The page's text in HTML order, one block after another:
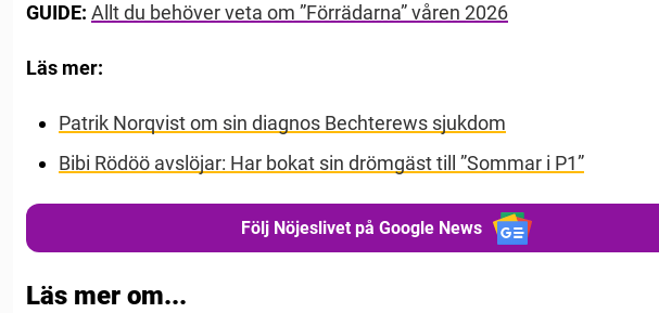
GUIDE: Allt du behöver veta om ”Förrädarna” våren 2026
Läs mer:
Patrik Norqvist om sin diagnos Bechterews sjukdom
Bibi Rödöö avslöjar: Har bokat sin drömgäst till ”Sommar i P1”
Följ Nöjeslivet på Google News
Läs mer om...